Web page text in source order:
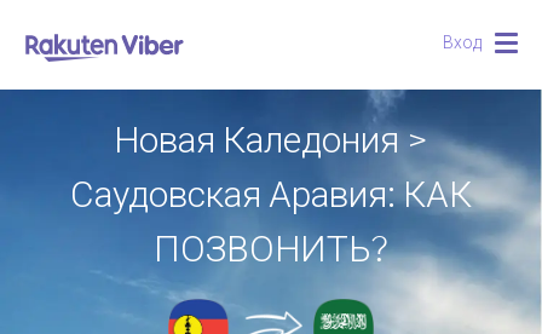
Вход
Новая Каледония >
Саудовская Аравия: КАК
ПОЗВОНИТЬ?